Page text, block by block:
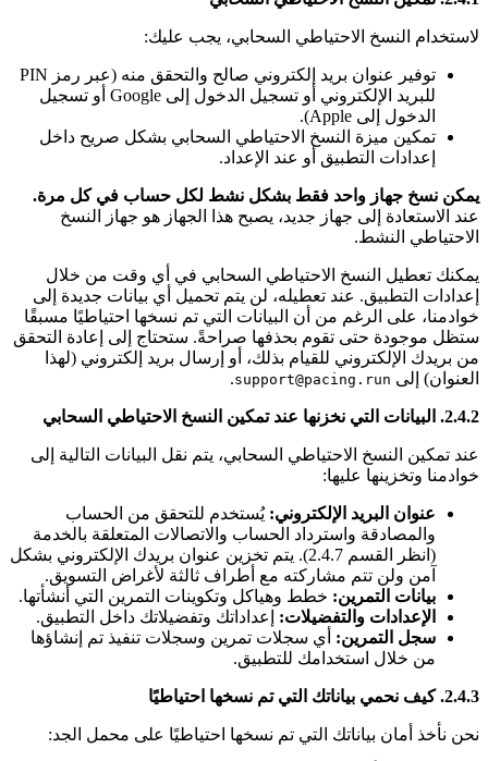
لاستخدام النسخ الاحتياطي السحابي، يجب عليك:
توفير عنوان بريد إلكتروني صالح والتحقق منه (عبر رمز PIN
للبريد الإلكتروني أو تسجيل الدخول إلى Google أو تسجيل
الدخول إلى Apple).
تمكين ميزة النسخ الاحتياطي السحابي بشكل صريح داخل
إعدادات التطبيق أو عند الإعداد.
يمكن نسخ جهاز واحد فقط بشكل نشط لكل حساب في كل مرة.
عند الاستعادة إلى جهاز جديد، يصبح هذا الجهاز هو جهاز النسخ
الاحتياطي النشط.
يمكنك تعطيل النسخ الاحتياطي السحابي في أي وقت من خلال
إعدادات التطبيق. عند تعطيله، لن يتم تحميل أي بيانات جديدة إلى
خوادمنا، على الرغم من أن البيانات التي تم نسخها احتياطيًا مسبقًا
ستظل موجودة حتى تقوم بحذفها صراحةً. ستحتاج إلى إعادة التحقق
من بريدك الإلكتروني للقيام بذلك، أو إرسال بريد إلكتروني (لهذا
العنوان) إلى support@pacing.run
.
2.4.2. البيانات التي نخزنها عند تمكين النسخ الاحتياطي السحابي
عند تمكين النسخ الاحتياطي السحابي، يتم نقل البيانات التالية إلى
خوادمنا وتخزينها عليها:
عنوان البريد الإلكتروني: يُستخدم للتحقق من الحساب
والمصادقة واسترداد الحساب والاتصالات المتعلقة بالخدمة
(انظر القسم 2.4.7). يتم تخزين عنوان بريدك الإلكتروني بشكل
آمن ولن تتم مشاركته مع أطراف ثالثة لأغراض التسويق.
بيانات التمرين: خطط وهياكل وتكوينات التمرين التي أنشأتها.
الإعدادات والتفضيلات: إعداداتك وتفضيلاتك داخل التطبيق.
سجل التمرين: أي سجلات تمرين وسجلات تنفيذ تم إنشاؤها
من خلال استخدامك للتطبيق.
2.4.3. كيف نحمي بياناتك التي تم نسخها احتياطيًا
نحن نأخذ أمان بياناتك التي تم نسخها احتياطيًا على محمل الجد: